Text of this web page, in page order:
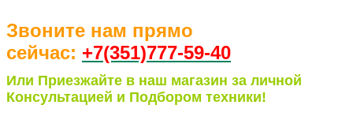
Звоните нам прямо
сейчас: +7(351)777-59-40
Или Приезжайте в наш магазин за личной
Консультацией и Подбором техники!